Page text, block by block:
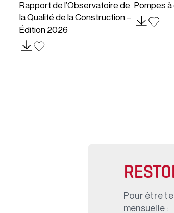
Rapport de l’Observatoire de
la Qualité de la Construction –
Édition 2026
Pompes
Pour être
mensuelle :